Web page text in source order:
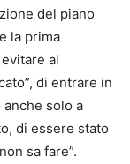
del piano
la prima
al
di entrare in
solo a
di essere stato
sa fare”.